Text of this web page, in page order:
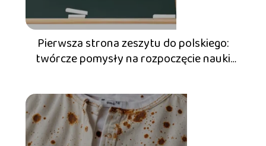
Pierwsza strona zeszytu do polskiego:
twórcze pomysły na rozpoczęcie nauki